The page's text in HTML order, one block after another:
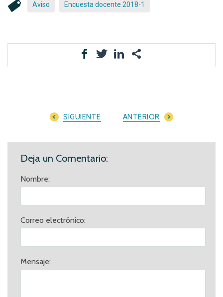
Aviso Encuesta docente 2018-1
SIGUIENTE ANTERIOR
Deja un Comentario:
Nombre:
Correo electrónico:
Mensaje: